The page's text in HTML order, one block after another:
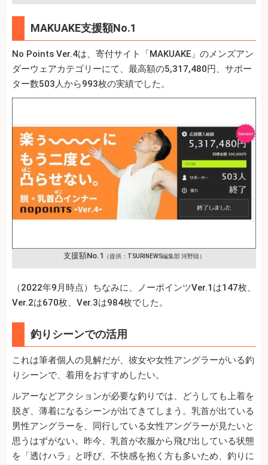
MAKUAKE支援額No.1
No Points Ver.4は、寄付サイト「MAKUAKE」のメンズアン
ダーウェアカテゴリーにて、最高額の5,317,480円、サポー
ター数503人から993枚の実績でした。
支援額No.1 （提供：TSURINEWS編集部 河野陸）
（2022年9月時点）ちなみに、ノーポインツVer.1は147枚、
Ver.2は670枚、Ver.3は984枚でした。
釣りシーンでの活用
これは筆者個人の見解だが、彼女や女性アングラーがいる釣
りシーンで、着用をおすすめしたい。
ルアーなどアクションが必要な釣りでは、どうしても上着を
脱ぎ、薄着になるシーンが出てきてしまう。乳首が出ている
男性アングラーを、同行している女性アングラーが見たいと
思うはずがない。昨今、乳首が衣服から飛び出している状態
を「透けハラ」と呼び、不快感を抱く方も多いため、釣りに